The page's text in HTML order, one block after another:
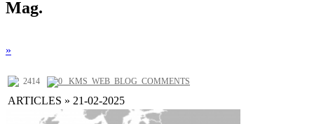
Mag.
»
2414 0 _KMS_WEB_BLOG_COMMENTS
ARTICLES » 21-02-2025